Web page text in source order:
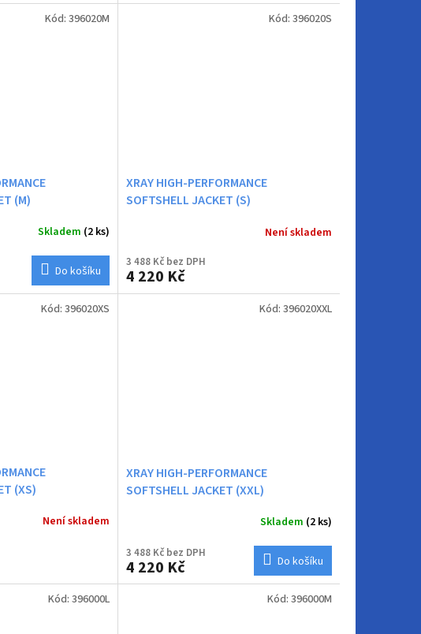
(M)
Skladem (2 ks)
Do košíku
Kód: 396020M
XRAY HIGH-PERFORMANCE
SOFTSHELL JACKET (S)
Není skladem
3 488 Kč bez DPH
4 220 Kč
Kód: 396020S
(XS)
Není skladem
Kód: 396020XS
XRAY HIGH-PERFORMANCE
SOFTSHELL JACKET (XXL)
Skladem (2 ks)
3 488 Kč bez DPH
4 220 Kč Do košíku
Kód: 396020XXL
Kód: 396000L Kód: 396000M